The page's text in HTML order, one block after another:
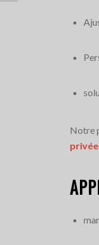
Notre